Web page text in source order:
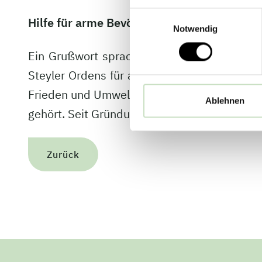
Notwendig
Ablehnen
Hilfe für arme Bevölkerungsgruppen
Ein Grußwort sprach auch Pater Stephan
Steyler Ordens für arme und
Frieden und Umweltschutz ein. Gefördert
gehört. Seit Gründung im Jahr 1964 hat
Zurück